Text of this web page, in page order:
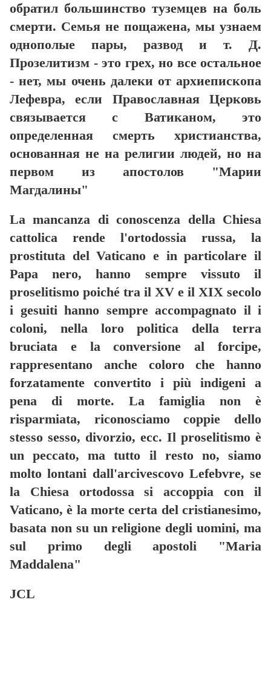
обратил большинство туземцев на боль
смерти. Семья не пощажена, мы узнаем
однополые пары, развод и т. Д.
Прозелитизм - это грех, но все остальное
- нет, мы очень далеки от архиепископа
Лефевра, если Православная Церковь
связывается с Ватиканом, это
определенная смерть христианства,
основанная не на религии людей, но на
первом из апостолов "Марии
Магдалины"
La mancanza di conoscenza della Chiesa
cattolica rende l'ortodossia russa, la
prostituta del Vaticano e in particolare il
Papa nero, hanno sempre vissuto il
proselitismo poiché tra il XV e il XIX secolo
i gesuiti hanno sempre accompagnato il i
coloni, nella loro politica della terra
bruciata e la conversione al forcipe,
rappresentano anche coloro che hanno
forzatamente convertito i più indigeni a
pena di morte. La famiglia non è
risparmiata, riconosciamo coppie dello
stesso sesso, divorzio, ecc. Il proselitismo è
un peccato, ma tutto il resto no, siamo
molto lontani dall'arcivescovo Lefebvre, se
la Chiesa ortodossa si accoppia con il
Vaticano, è la morte certa del cristianesimo,
basata non su un religione degli uomini, ma
sul primo degli apostoli "Maria
Maddalena"
JCL